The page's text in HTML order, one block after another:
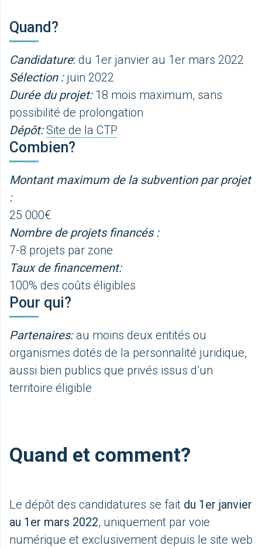
Quand?
Candidature: du 1er janvier au 1er mars 2022
Sélection :juin 2022
Durée du projet: 18 mois maximum, sans
possibilité de prolongation
Dépôt: Site de la CTP
Combien?
Montant maximum de la subvention par projet
:
25 000€
Nombre de projets financés :
7-8 projets par zone
Taux de financement:
100% des coûts éligibles
Pour qui?
Partenaires: au moins deux entités ou
organismes dotés de la personnalité juridique,
aussi bien publics que privés issus d’un
territoire éligible
Quand et comment?
Le dépôt des candidatures se fait du 1er janvier
au 1er mars 2022, uniquement par voie
numérique et exclusivement depuis le site web